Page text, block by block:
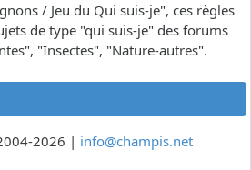
/ Jeu du Qui suis-je", ces règles
de type "qui suis-je" des forums
"Insectes", "Nature-autres".
2026 | info@champis.net